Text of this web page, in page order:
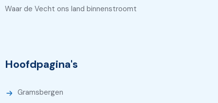
Waar de Vecht ons land binnenstroomt
Hoofdpagina's
Gramsbergen